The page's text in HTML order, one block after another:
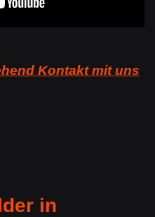
Kontakt mit uns
in